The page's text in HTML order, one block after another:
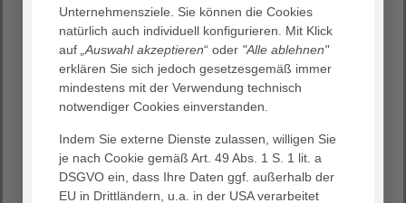
Sie waren mit Ihrem Aufenthalt zufrieden und möchten
uns Ihr Lob aussprechen? Sie haben während Ihres
Aufenthalts in unserer Einrichtung Situationen erlebt, in
denen Sie unzufrieden waren und möchten Ihre
Meinung an uns weitergeben? Sie möchten uns Hinweise
können?
Dann füllen Sie bitte unseren Meinungsbogen aus.
Unternehmensziele. Sie können die Cookies
natürlich auch individuell konfigurieren. Mit Klick
auf „Auswahl akzeptieren“ oder "Alle ablehnen"
erklären Sie sich jedoch gesetzesgemäß immer
mindestens mit der Verwendung technisch
notwendiger Cookies einverstanden.
Indem Sie externe Dienste zulassen, willigen Sie
je nach Cookie gemäß Art. 49 Abs. 1 S. 1 lit. a
DSGVO ein, dass Ihre Daten ggf. außerhalb der
EU in Drittländern, u.a. in der USA verarbeitet